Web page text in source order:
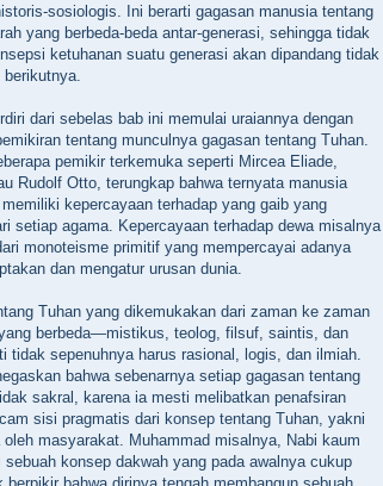
sosiologis. Ini berarti gagasan manusia tentang
yang berbeda-beda antar-generasi, sehingga tidak
ketuhanan suatu generasi akan dipandang tidak
dari sebelas bab ini memulai uraiannya dengan
tentang munculnya gagasan tentang Tuhan.
pemikir terkemuka seperti Mircea Eliade,
Rudolf Otto, terungkap bahwa ternyata manusia
kepercayaan terhadap yang gaib yang
setiap agama. Kepercayaan terhadap dewa misalnya
monoteisme primitif yang mempercayai adanya
dan mengatur urusan dunia.
Tuhan yang dikemukakan dari zaman ke zaman
berbeda—mistikus, teolog, filsuf, saintis, dan
tidak sepenuhnya harus rasional, logis, dan ilmiah.
bahwa sebenarnya setiap gagasan tentang
sakral, karena ia mesti melibatkan penafsiran
sisi pragmatis dari konsep tentang Tuhan, yakni
masyarakat. Muhammad misalnya, Nabi kaum
konsep dakwah yang pada awalnya cukup